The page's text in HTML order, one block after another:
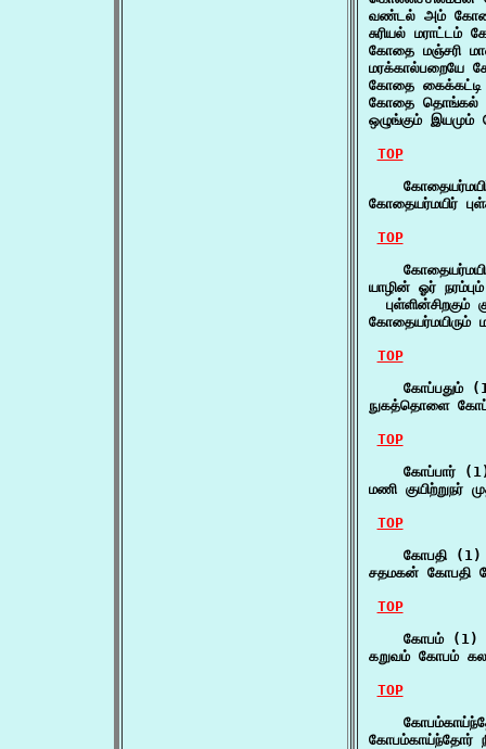
வண்டல் அம்
சுரியல்
கோதை மஞ்சரி
கோதை கைக்கட்டி
கோதை
ஒழுங்கும்
TOP
கோதையர்மயிர்
TOP
யாழின் ஓர்
கோதையர்மயிரும்
TOP
கோப்பதும்
நுகத்தொளை
TOP
கோப்பார்
மணி
TOP
    கோபதி (1)
சதமகன் கோபதி
TOP
    கோபம் (1)
கறுவம் கோபம்
TOP